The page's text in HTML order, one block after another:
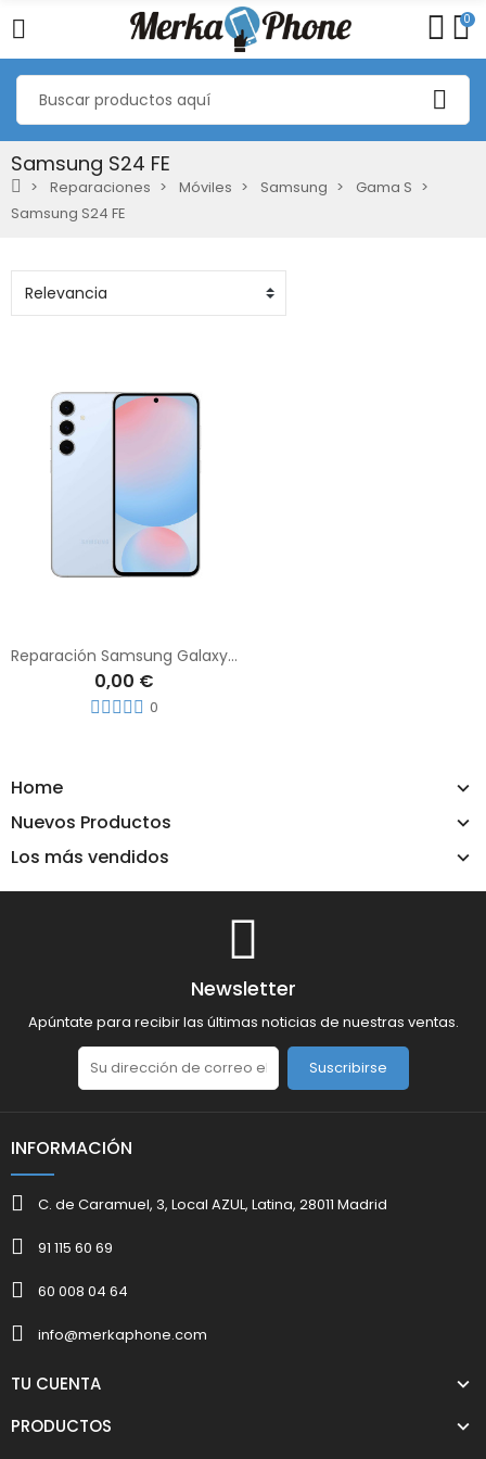
0
Samsung S24 FE
Reparaciones Móviles Samsung
Gama S
Samsung S24 FE
Home
Nuevos Productos
Los más vendidos
Reparación Samsung Galaxy S24 FE
0,00 €
0
Newsletter
Apúntate para recibir las últimas noticias de nuestras ventas.
Suscribirse
INFORMACIÓN
C. de Caramuel, 3, Local AZUL, Latina, 28011 Madrid
91 115 60 69
60 008 04 64
info@merkaphone.com
TU CUENTA
PRODUCTOS